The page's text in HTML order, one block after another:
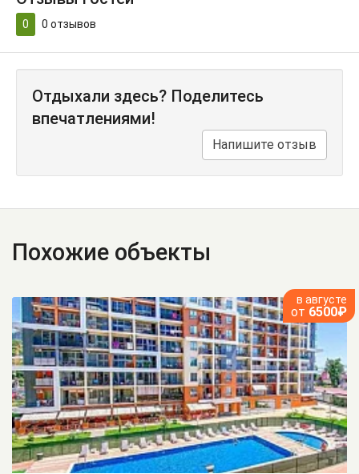
0 0 отзывов
Отдыхали здесь? Поделитесь
впечатлениями!
Напишите отзыв
Похожие объекты
в августе
от 6500₽